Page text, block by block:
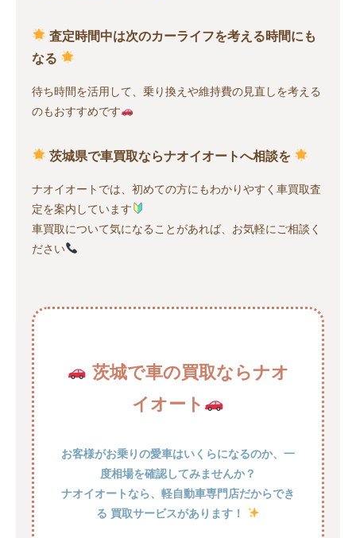
査定時間中は次のカーライフを考える時間にも
なる
待ち時間を活用して、乗り換えや維持費の見直しを考える
のもおすすめです
茨城県で車買取ならナオイオートへ相談を
ナオイオートでは、初めての方にもわかりやすく車買取査
定を案内しています
車買取について気になることがあれば、お気軽にご相談く
ださい
茨城で車の買取ならナオ
イオート
お客様がお乗りの愛車はいくらになるのか、一
度相場を確認してみませんか？
ナオイオートなら、軽自動車専門店だからでき
る 買取サービスがあります！